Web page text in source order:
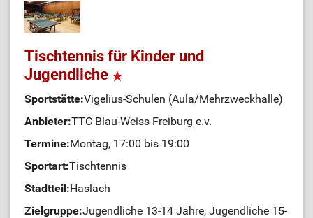
Tischtennis für Kinder und
Jugendliche
Sportstätte:Vigelius-Schulen (Aula/Mehrzweckhalle)
Anbieter:TTC Blau-Weiss Freiburg e.v.
Termine:Montag, 17:00 bis 19:00
Sportart:Tischtennis
Stadtteil:Haslach
Zielgruppe:Jugendliche 13-14 Jahre, Jugendliche 15-